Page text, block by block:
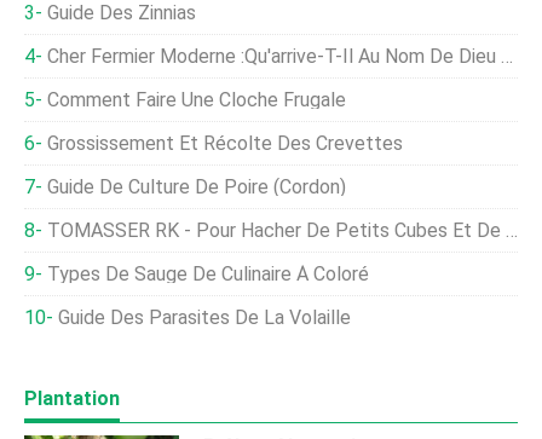
Guide Des Zinnias
Cher Fermier Moderne :qu'arrive-T-Il Au Nom De Dieu À Mes Pommes ?
Comment Faire Une Cloche Frugale
Grossissement Et Récolte Des Crevettes
Guide De Culture De Poire (cordon)
TOMASSER RK - Pour Hacher De Petits Cubes Et De La Paille En Vrac
Types De Sauge De Culinaire À Coloré
Guide Des Parasites De La Volaille
Plantation